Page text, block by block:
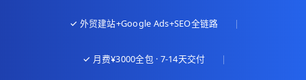
✓ 外贸建站+Google Ads+SEO全链路 |
✓ 月费¥3000全包 · 7-14天交付 |